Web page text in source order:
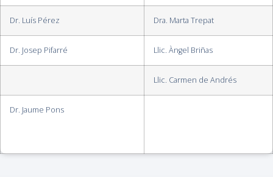
Dr. Luís Pérez Dra. Marta Trepat
Dr. Josep Pifarré Llic. Àngel Briñas
Llic. Carmen de Andrés
Dr. Jaume Pons